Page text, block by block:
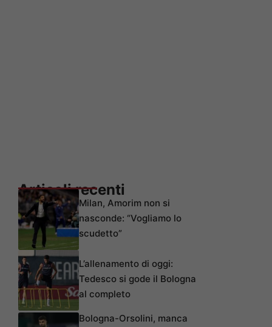
Articoli recenti
Milan, Amorim non si
nasconde: “Vogliamo lo
scudetto”
L’allenamento di oggi:
Tedesco si gode il Bologna
al completo
Bologna-Orsolini, manca